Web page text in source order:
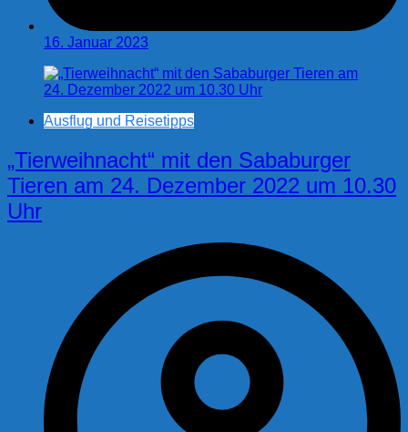
16. Januar 2023
Ausflug und Reisetipps
„Tierweihnacht“ mit den Sababurger
Tieren am 24. Dezember 2022 um 10.30
Uhr